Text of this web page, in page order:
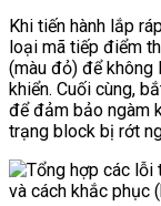
Khi tiến hành lắp
loại mã tiếp điểm
(màu đỏ) để không
khiển. Cuối cùng,
để đảm bảo ngàm
trạng block bị rớt